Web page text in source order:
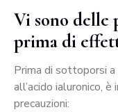
Vi sono delle
prima di
Prima di sottoporsi
all’acido ialuronico,
precauzioni: